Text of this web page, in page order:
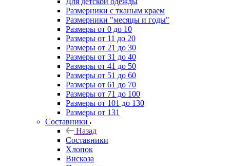
Размерники с тканым краем
Размерники "месяцы и годы"
Размеры от 0 до 10
Размеры от 11 до 20
Размеры от 21 до 30
Размеры от 31 до 40
Размеры от 41 до 50
Размеры от 51 до 60
Размеры от 61 до 70
Размеры от 71 до 100
Размеры от 101 до 130
Размеры от 131
Составники
Назад
Составники
Хлопок
Вискоза